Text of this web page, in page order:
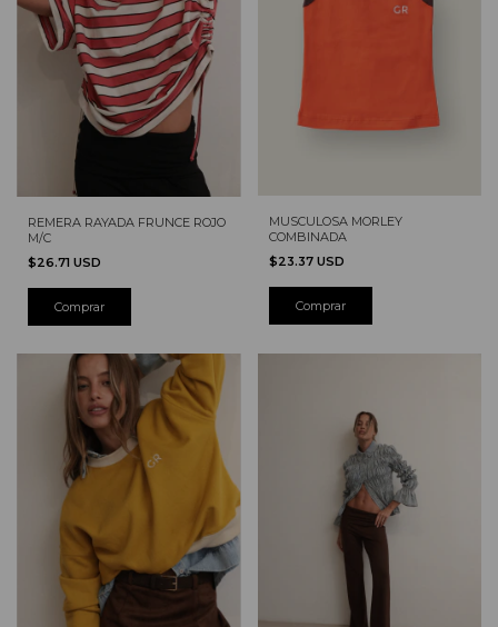
REMERA RAYADA FRUNCE ROJO
M/C
$26.71 USD
Comprar
MUSCULOSA MORLEY
COMBINADA
$23.37 USD
Comprar